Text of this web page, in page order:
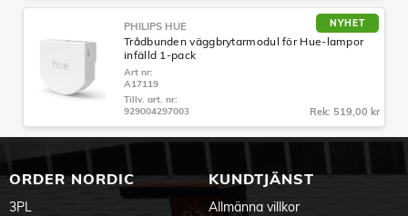
NYHET
PHILIPS HUE
Trådbunden väggbrytarmodul för Hue-lampor
infälld 1-pack
Art nr:
A17119
Tillv. art. nr:
929004297003
Rek: 519,00 kr
ORDER NORDIC
3PL
KUNDTJÄNST
Allmänna villkor